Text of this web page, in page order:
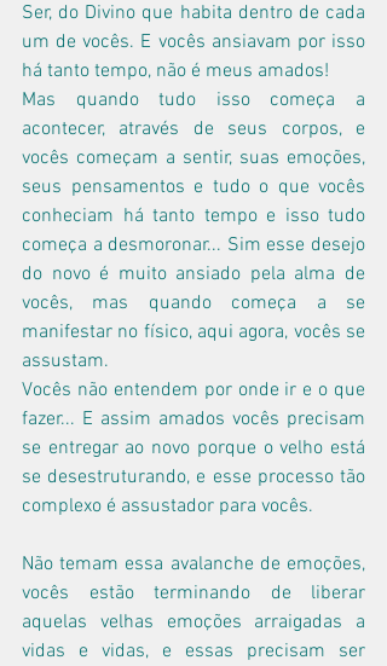
Ser, do Divino que habita dentro de cada
um de vocês. E vocês ansiavam por isso
há tanto tempo, não é meus amados!
Mas quando tudo isso começa a
acontecer, através de seus corpos, e
vocês começam a sentir, suas emoções,
seus pensamentos e tudo o que vocês
conheciam há tanto tempo e isso tudo
começa a desmoronar... Sim esse desejo
do novo é muito ansiado pela alma de
vocês, mas quando começa a se
manifestar no físico, aqui agora, vocês se
assustam.
Vocês não entendem por onde ir e o que
fazer... E assim amados vocês precisam
se entregar ao novo porque o velho está
se desestruturando, e esse processo tão
complexo é assustador para vocês.
Não temam essa avalanche de emoções,
vocês estão terminando de liberar
aquelas velhas emoções arraigadas a
vidas e vidas, e essas precisam ser